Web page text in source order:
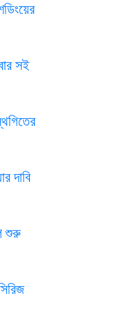
সই
দাবি
শুরু